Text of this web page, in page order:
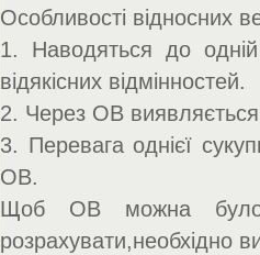
Особливості відносних
1. Наводяться до одній
відякісних відмінностей.
2. Через ОВ
3. Перевага однієї
ОВ.
Щоб ОВ можна було
розрахувати,необхідно